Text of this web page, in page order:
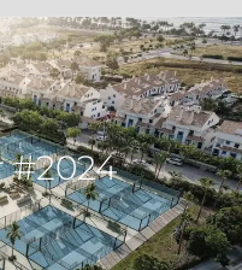
#2024